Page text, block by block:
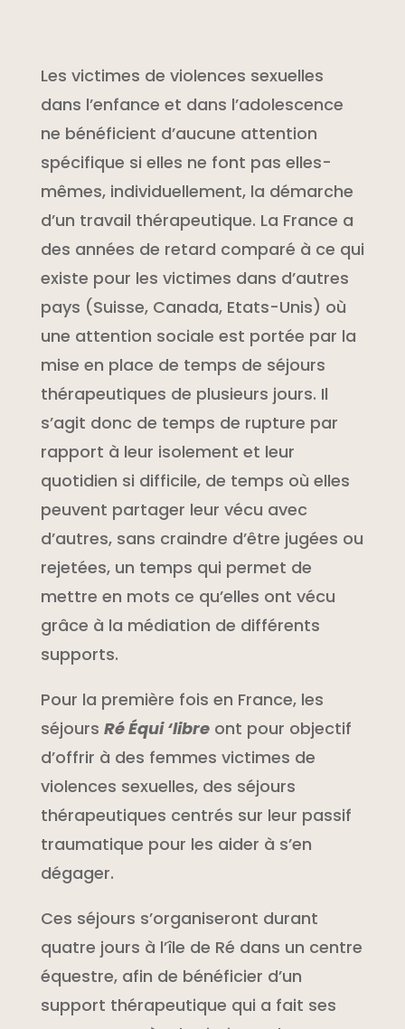
Les victimes de violences sexuelles
dans l’enfance et dans l’adolescence
ne bénéficient d’aucune attention
spécifique si elles ne font pas elles-
mêmes, individuellement, la démarche
d’un travail thérapeutique. La France a
des années de retard comparé à ce qui
existe pour les victimes dans d’autres
pays (Suisse, Canada, Etats-Unis) où
une attention sociale est portée par la
mise en place de temps de séjours
thérapeutiques de plusieurs jours. Il
s’agit donc de temps de rupture par
rapport à leur isolement et leur
quotidien si difficile, de temps où elles
peuvent partager leur vécu avec
d’autres, sans craindre d’être jugées ou
rejetées, un temps qui permet de
mettre en mots ce qu’elles ont vécu
grâce à la médiation de différents
supports.
Pour la première fois en France, les
séjours Ré Équi ‘libreont pour objectif
d’offrir à des femmes victimes de
violences sexuelles, des séjours
thérapeutiques centrés sur leur passif
traumatique pour les aider à s’en
dégager.
Ces séjours s’organiseront durant
quatre jours à l’île de Ré dans un centre
équestre, afin de bénéficier d’un
support thérapeutique qui a fait ses